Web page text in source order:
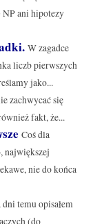
NP ani hipotezy
W zagadce
liczb pierwszych
jako...
zachwycać się
fakt, że...
Coś dla
największej
nie do końca
temu opisałem
(do